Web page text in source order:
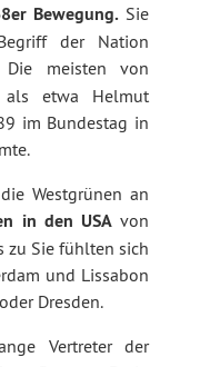
Bewegung. Sie
der Nation
meisten von
als etwa Helmut
im Bundestag in
Westgrünen an
in den USAvon
zu Sie fühlten sich
und Lissabon
Dresden.
Vertreter der